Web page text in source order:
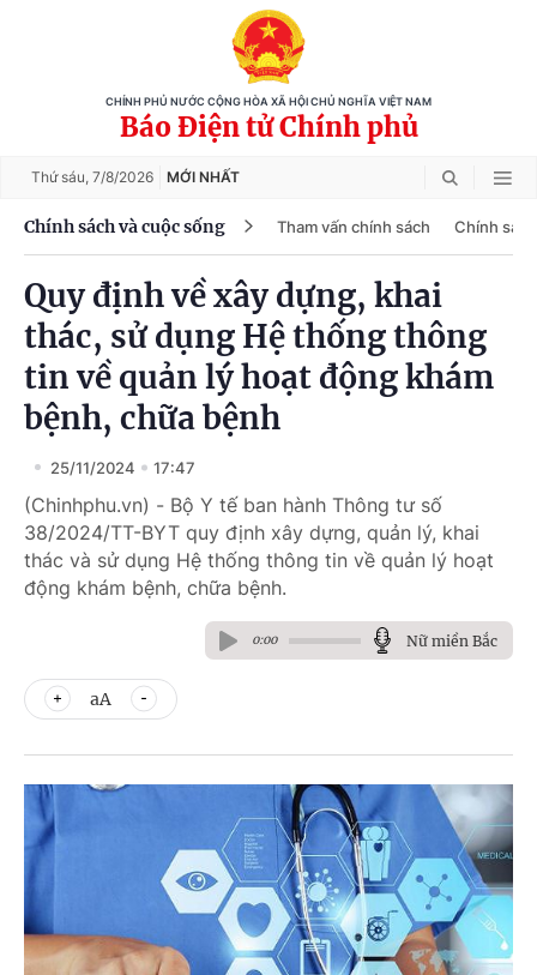
CHÍNH PHỦ NƯỚC CỘNG HÒA XÃ HỘI CHỦ NGHĨA VIỆT NAM
Báo Điện tử Chính phủ
Thứ sáu, 7/8/2026 MỚI NHẤT
Chính sách và cuộc sống Tham vấn chính sách Chính
Quy định về xây dựng, khai
thác, sử dụng Hệ thống thông
tin về quản lý hoạt động khám
bệnh, chữa bệnh
25/11/2024 17:47
(Chinhphu.vn) - Bộ Y tế ban hành Thông tư số
38/2024/TT-BYT quy định xây dựng, quản lý, khai
thác và sử dụng Hệ thống thông tin về quản lý hoạt
động khám bệnh, chữa bệnh.
0:00 Nữ miền Bắc
aA